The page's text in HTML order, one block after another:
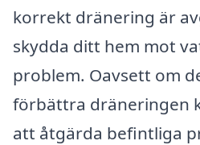
korrekt dränering är
skydda ditt hem mot
problem. Oavsett om
förbättra dräneringen
att åtgärda befintliga